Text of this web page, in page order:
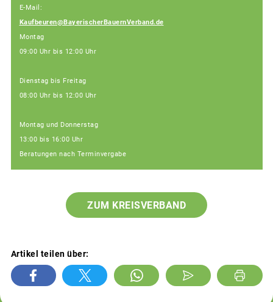
E-Mail:
Kaufbeuren@BayerischerBauernVerband.de
Montag
09:00 Uhr bis 12:00 Uhr
Dienstag bis Freitag
08:00 Uhr bis 12:00 Uhr
Montag und Donnerstag
13:00 bis 16:00 Uhr
Beratungen nach Terminvergabe
ZUM KREISVERBAND
Artikel teilen über: